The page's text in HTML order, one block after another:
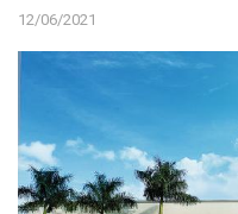
12/06/2021